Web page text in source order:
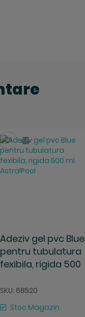
Adeziv gel pvc Blue
pentru tubulatura
fexibila, rigida 500
SKU: 68520
Stoc Magazin
Salveaza
Compara